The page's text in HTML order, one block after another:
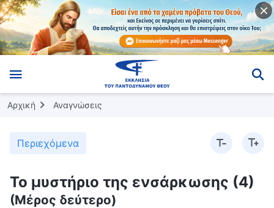
Αρχική Αναγνώσεις
Περιεχόμενα
Το μυστήριο της ενσάρκωσης (4)
(Μέρος δεύτερο)